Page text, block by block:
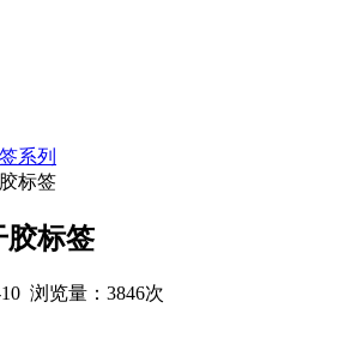
系列
标签
胶标签
浏览量：3846次